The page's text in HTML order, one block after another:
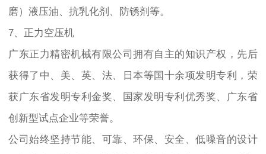
磨）液压油、抗乳化剂、防锈剂等。
7、正力空压机
广东正力精密机械有限公司拥有自主的知识产权，先后
获得了中、美、英、法、日本等国十余项发明专利，荣
获广东省发明专利金奖、国家发明专利优秀奖、广东省
创新型试点企业等荣誉。
公司始终坚持节能、可靠、环保、安全、低噪音的设计